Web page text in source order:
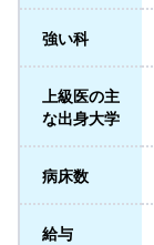
強い科
上級医の主
な出身大学
病床数
給与